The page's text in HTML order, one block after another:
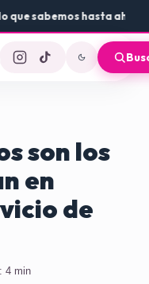
sabemos hasta ahora•
son los
en
de
4 min